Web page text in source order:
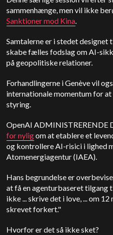
sammenhænge, men vil ikke
Sanktioner mod Kina.
Samtalerne er i stedet
skabe fælles fodslag om AI-
på geopolitiske relationer.
Forhandlingerne i Genève vil
internationale momentum for
styring.
OpenAI ADMINISTRERENDE
for nyligom at etablere et
og kontrollere AI-risici i lighed
Atomenergiagentur (IAEA).
Hans begrundelse er
at få en agenturbaseret tilgang
ikke ... skrive det i love, ... om
skrevet forkert."
Hvorfor er det så ikke sket?